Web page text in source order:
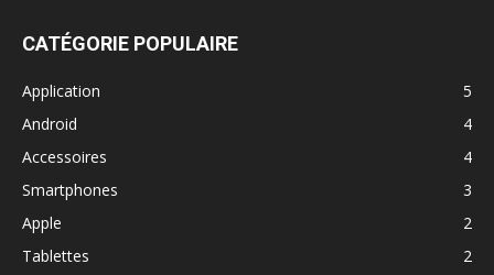
CATÉGORIE POPULAIRE
Application
5
Android
4
Accessoires
4
Smartphones
3
Apple
2
Tablettes
2